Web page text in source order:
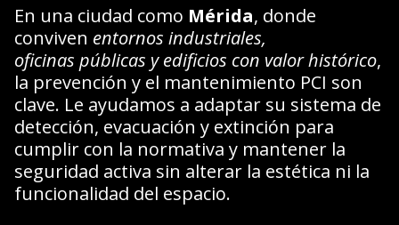
En una ciudad como Mérida, donde
conviven entornos industriales,
oficinas públicas y edificios con valor histórico,
la prevención y el mantenimiento PCI son
clave. Le ayudamos a adaptar su sistema de
detección, evacuación y extinción para
cumplir con la normativa y mantener la
seguridad activa sin alterar la estética ni la
funcionalidad del espacio.